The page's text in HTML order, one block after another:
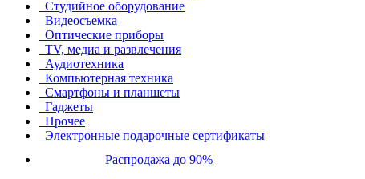
Студийное оборудование
Видеосъемка
Оптические приборы
TV, медиа и развлечения
Аудиотехника
Компьютерная техника
Смартфоны и планшеты
Гаджеты
Прочее
Электронные подарочные сертификаты
Распродажа до 90%